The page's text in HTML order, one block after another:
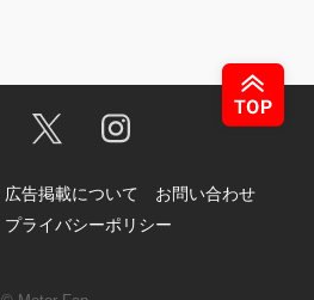
広告掲載について
お問い合わせ
プライバシーポリシー